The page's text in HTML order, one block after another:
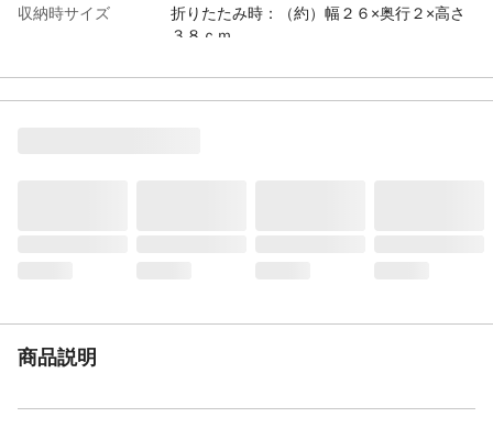
収納時サイズ
折りたたみ時：（約）幅２６×奥行２×高さ
３８ｃｍ
商品説明